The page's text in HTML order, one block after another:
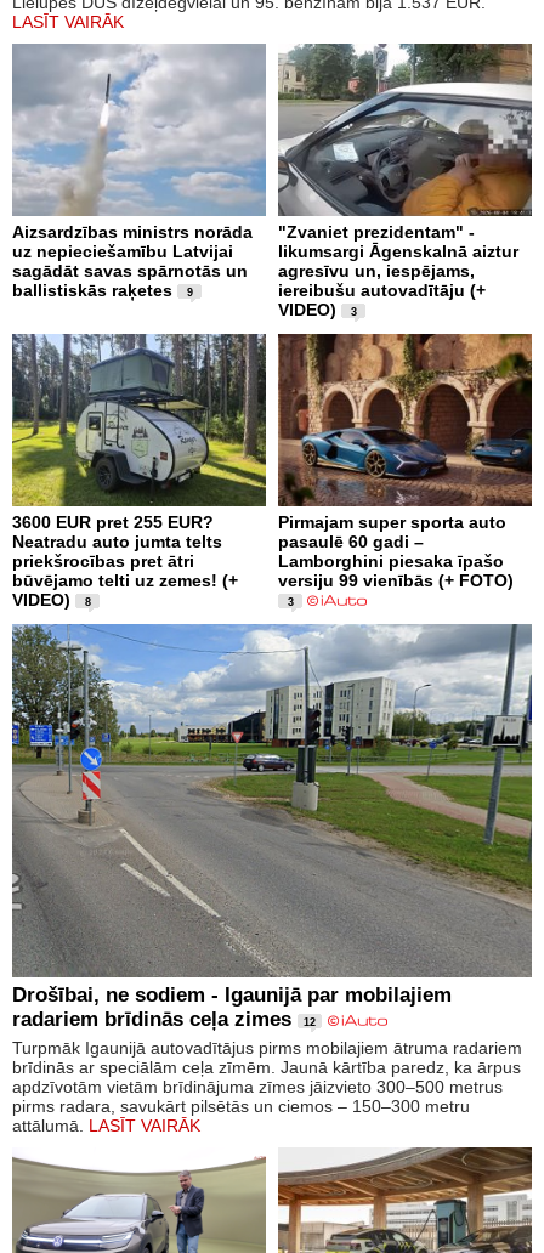
LASĪT VAIRĀK
Aizsardzības ministrs norāda
uz nepieciešamību Latvijai
sagādāt savas spārnotās un
ballistiskās raķetes
9
"Zvaniet prezidentam" -
likumsargi Āgenskalnā aiztur
agresīvu un, iespējams,
iereibušu autovadītāju (+
VIDEO)
3
3600 EUR pret 255 EUR?
Neatradu auto jumta telts
priekšrocības pret ātri
būvējamo telti uz zemes! (+
VIDEO)
8
Pirmajam super sporta auto
pasaulē 60 gadi –
Lamborghini piesaka īpašo
versiju 99 vienībās (+ FOTO)
3
Drošībai, ne sodiem - Igaunijā par mobilajiem
radariem brīdinās ceļa zimes
12
Turpmāk Igaunijā autovadītājus pirms mobilajiem ātruma radariem
brīdinās ar speciālām ceļa zīmēm. Jaunā kārtība paredz, ka ārpus
apdzīvotām vietām brīdinājuma zīmes jāizvieto 300–500 metrus
pirms radara, savukārt pilsētās un ciemos – 150–300 metru
attālumā. LASĪT VAIRĀK